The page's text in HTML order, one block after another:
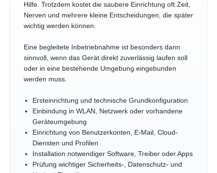
Hilfe. Trotzdem kostet die saubere Einrichtung oft Zeit,
Nerven und mehrere kleine Entscheidungen, die später
wichtig werden können.
Eine begleitete Inbetriebnahme ist besonders dann
sinnvoll, wenn das Gerät direkt zuverlässig laufen soll
oder in eine bestehende Umgebung eingebunden
werden muss.
Ersteinrichtung und technische Grundkonfiguration
Einbindung in WLAN, Netzwerk oder vorhandene
Geräteumgebung
Einrichtung von Benutzerkonten, E-Mail, Cloud-
Diensten und Profilen
Installation notwendiger Software, Treiber oder Apps
Prüfung wichtiger Sicherheits-, Datenschutz- und